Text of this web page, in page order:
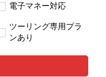
電子マネー対応
ツーリング専用プラ
ンあり